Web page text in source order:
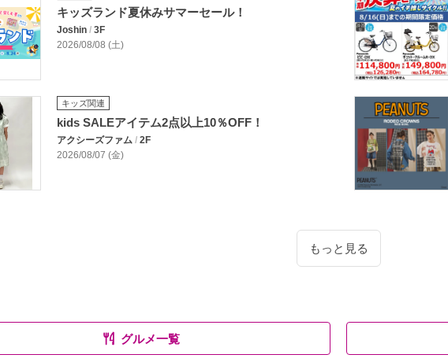
キッズランド夏休みサマーセール！
Joshin / 3F
2026/08/08 (土)
キッズ関連
kids SALEアイテム2点以上10％OFF！
アクシーズファム / 2F
2026/08/07 (金)
もっと見る
グルメ一覧